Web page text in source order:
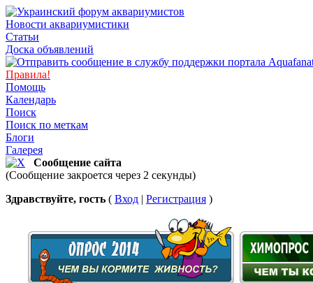
Новости аквариумистики
Статьи
Доска объявлений
Правила!
Помощь
Календарь
Поиск
Поиск по меткам
Блоги
Галерея
Сообщение сайта
(Сообщение закроется через 2 секунды)
Здравствуйте, гость ( Вход | Регистрация )